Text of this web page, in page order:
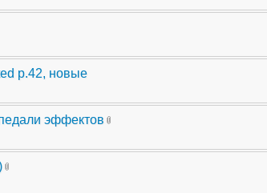
р.42, новые
эффектов